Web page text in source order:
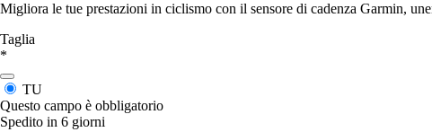
Migliora le tue prestazioni in ciclismo con il sensore di cadenza Garmin,
Taglia
*
TU
Questo campo è obbligatorio
Spedito in 6 giorni